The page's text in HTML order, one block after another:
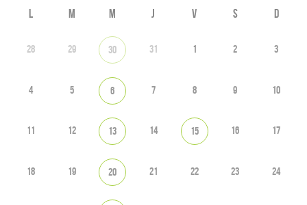
L M M J V S D
28 29 30 31 1 2 3
4 5 6 7 8 9 10
11 12 13 14 15 16 17
18 19 20 21 22 23 24